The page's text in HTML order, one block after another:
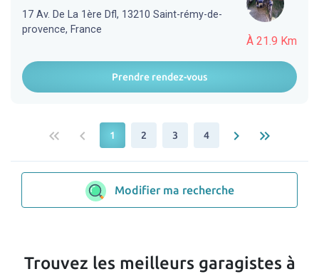
À 21.9 Km
17 Av. De La 1ère Dfl, 13210 Saint-rémy-de-
provence, France
Prendre rendez-vous
keyboard_double_arrow_left keyboard_arrow_left 1 2 3 4 keyboard_arrow_right keyboard_double_arrow_right
Modifier ma recherche
Trouvez les meilleurs garagistes à